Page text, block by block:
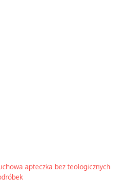
apteczka bez teologicznych